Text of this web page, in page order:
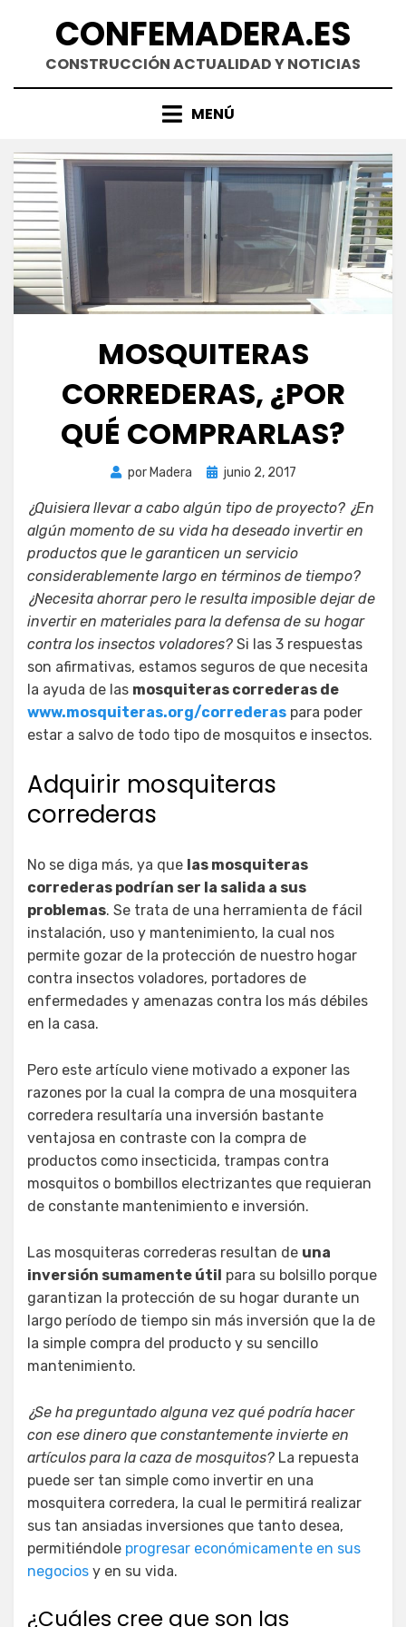
contenidoCONFEMADERA.ES
CONSTRUCCIÓN ACTUALIDAD Y NOTICIAS
MENÚ
MOSQUITERAS
CORREDERAS, ¿POR
QUÉ COMPRARLAS?
por Madera
Publicada
junio 2, 2017
¿Quisiera llevar a cabo algún tipo de proyecto? ¿En
algún momento de su vida ha deseado invertir en
productos que le garanticen un servicio
considerablemente largo en términos de tiempo?
¿Necesita ahorrar pero le resulta imposible dejar de
invertir en materiales para la defensa de su hogar
contra los insectos voladores? Si las 3 respuestas
son afirmativas, estamos seguros de que necesita
la ayuda de las mosquiteras correderas de
www.mosquiteras.org/correderas para poder
estar a salvo de todo tipo de mosquitos e insectos.
Adquirir mosquiteras
correderas
No se diga más, ya que las mosquiteras
correderas podrían ser la salida a sus
problemas. Se trata de una herramienta de fácil
instalación, uso y mantenimiento, la cual nos
permite gozar de la protección de nuestro hogar
contra insectos voladores, portadores de
enfermedades y amenazas contra los más débiles
en la casa.
Pero este artículo viene motivado a exponer las
razones por la cual la compra de una mosquitera
corredera resultaría una inversión bastante
ventajosa en contraste con la compra de
productos como insecticida, trampas contra
mosquitos o bombillos electrizantes que requieran
de constante mantenimiento e inversión.
Las mosquiteras correderas resultan de una
inversión sumamente útil para su bolsillo porque
garantizan la protección de su hogar durante un
largo período de tiempo sin más inversión que la de
la simple compra del producto y su sencillo
mantenimiento.
¿Se ha preguntado alguna vez qué podría hacer
con ese dinero que constantemente invierte en
artículos para la caza de mosquitos? La repuesta
puede ser tan simple como invertir en una
mosquitera corredera, la cual le permitirá realizar
sus tan ansiadas inversiones que tanto desea,
permitiéndole progresar económicamente en sus
negocios y en su vida.
¿Cuáles cree que son las